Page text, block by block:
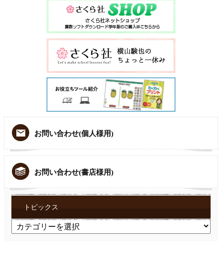
お問い合わせ(個人様用)
お問い合わせ(書店様用)
トピックス
ト